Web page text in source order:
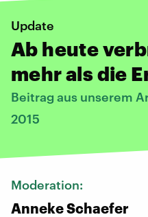
Update
Ab heute
mehr als die
Beitrag aus unserem
2015
Moderation:
Anneke Schaefer